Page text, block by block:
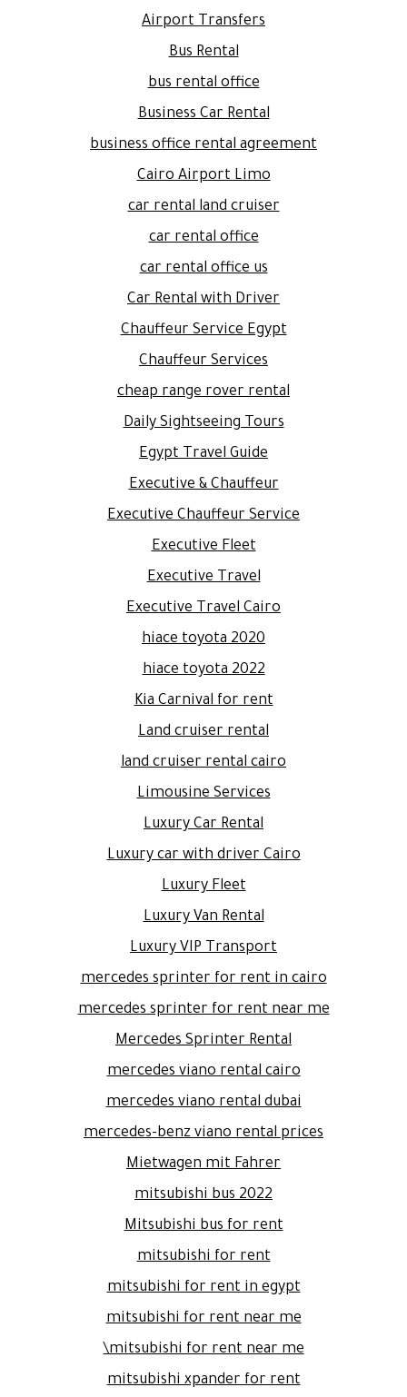
Airport Transfers
Bus Rental
bus rental office
Business Car Rental
business office rental agreement
Cairo Airport Limo
car rental land cruiser
car rental office
car rental office us
Car Rental with Driver
Chauffeur Service Egypt
Chauffeur Services
cheap range rover rental
Daily Sightseeing Tours
Egypt Travel Guide
Executive & Chauffeur
Executive Chauffeur Service
Executive Fleet
Executive Travel
Executive Travel Cairo
hiace toyota 2020
hiace toyota 2022
Kia Carnival for rent
Land cruiser rental
land cruiser rental cairo
Limousine Services
Luxury Car Rental
Luxury car with driver Cairo
Luxury Fleet
Luxury Van Rental
Luxury VIP Transport
mercedes sprinter for rent in cairo
mercedes sprinter for rent near me
Mercedes Sprinter Rental
mercedes viano rental cairo
mercedes viano rental dubai
mercedes-benz viano rental prices
Mietwagen mit Fahrer
mitsubishi bus 2022
Mitsubishi bus for rent
mitsubishi for rent
mitsubishi for rent in egypt
mitsubishi for rent near me
mitsubishi for rent near me\
mitsubishi xpander for rent